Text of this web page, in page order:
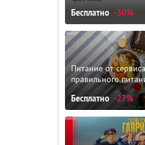
Бесплатно -30%
Питание от
правильного
Бесплатно -27%